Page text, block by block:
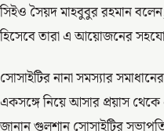
সিইও সৈয়দ মাহবুবুর রহমান
হিসেবে তারা এ আয়োজনের
সোসাইটির নানা সমস্যার
একসঙ্গে নিয়ে আসার প্রয়াস